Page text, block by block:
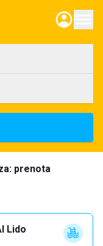
prenota
Lido